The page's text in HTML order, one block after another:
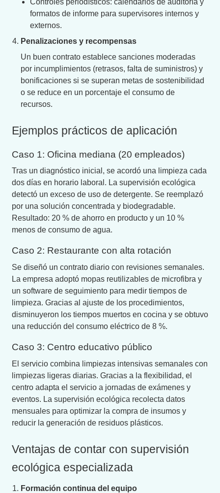
Controles periodísticos: calendarios de auditoría y
formatos de informe para supervisores internos y
externos.
Penalizaciones y recompensas
Un buen contrato establece sanciones moderadas
por incumplimientos (retrasos, falta de suministros) y
bonificaciones si se superan metas de sostenibilidad
o se reduce en un porcentaje el consumo de
recursos.
Ejemplos prácticos de aplicación
Caso 1: Oficina mediana (20 empleados)
Tras un diagnóstico inicial, se acordó una limpieza cada
dos días en horario laboral. La supervisión ecológica
detectó un exceso de uso de detergente. Se reemplazó
por una solución concentrada y biodegradable.
Resultado: 20 % de ahorro en producto y un 10 %
menos de consumo de agua.
Caso 2: Restaurante con alta rotación
Se diseñó un contrato diario con revisiones semanales.
La empresa adoptó mopas reutilizables de microfibra y
un software de seguimiento para medir tiempos de
limpieza. Gracias al ajuste de los procedimientos,
disminuyeron los tiempos muertos en cocina y se obtuvo
una reducción del consumo eléctrico de 8 %.
Caso 3: Centro educativo público
El servicio combina limpiezas intensivas semanales con
limpiezas ligeras diarias. Gracias a la flexibilidad, el
centro adapta el servicio a jornadas de exámenes y
eventos. La supervisión ecológica recolecta datos
mensuales para optimizar la compra de insumos y
reducir la generación de residuos plásticos.
Ventajas de contar con supervisión
ecológica especializada
Formación continua del equipo